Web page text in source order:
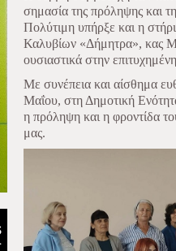
σημασία της πρόληψης και
Πολύτιμη υπήρξε και η
Καλυβίων «Δήμητρα», κας
ουσιαστικά στην
Με συνέπεια και αίσθημα
Μαΐου, στη Δημοτική
η πρόληψη και η φροντίδα
μας.